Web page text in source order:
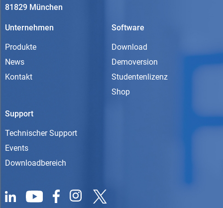
81829 München
Unternehmen
Produkte
News
Kontakt
Software
Download
Demoversion
Studentenlizenz
Shop
Support
Technischer Support
Events
Downloadbereich